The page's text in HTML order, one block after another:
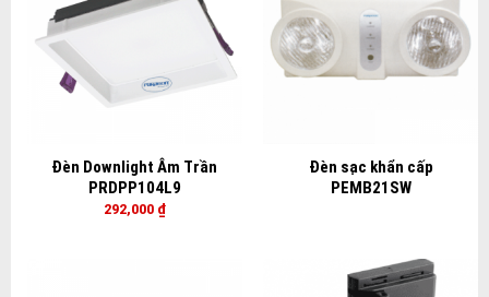
Đèn Downlight Âm Trần
PRDPP104L9
292,000 ₫
Đèn sạc khẩn cấp
PEMB21SW